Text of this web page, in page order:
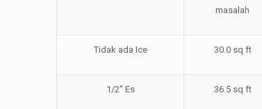
masalah
Tidak ada Ice 30.0 sq ft
1/2″ Es 36.5 sq ft